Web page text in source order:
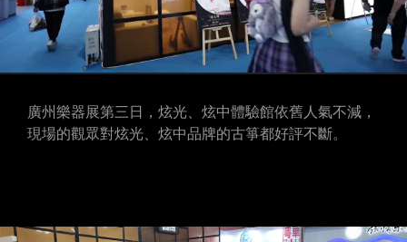
廣州樂器展第三日，炫光、炫中體驗館依舊人氣不減，
現場的觀眾對炫光、炫中品牌的古箏都好評不斷。